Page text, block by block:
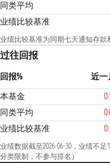
同类平均
业绩比较基准
业绩比较基准为同期七天通知存款
过往回报
回报% 近一
本基金
同类平均
业绩比较基准
业绩数据截至2026-06-30，业绩不
分类限制，不参与排名）